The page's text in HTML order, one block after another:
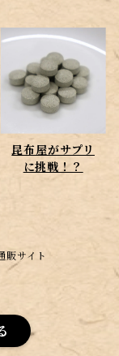
昆布屋がサプリ
に挑戦！？
販サイト